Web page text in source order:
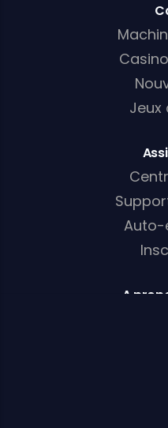
Jeux
Auto-
A